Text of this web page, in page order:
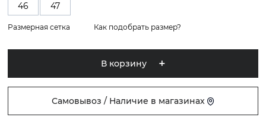
46 47
Размерная сетка Как подобрать размер?
В корзину
Самовывоз / Наличие в магазинах